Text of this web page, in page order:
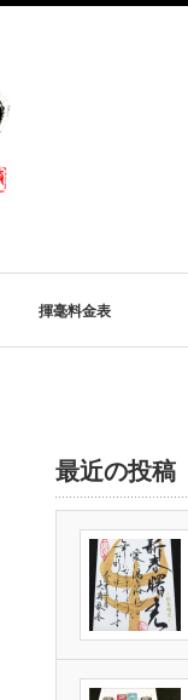
揮毫料金表
最近の投稿